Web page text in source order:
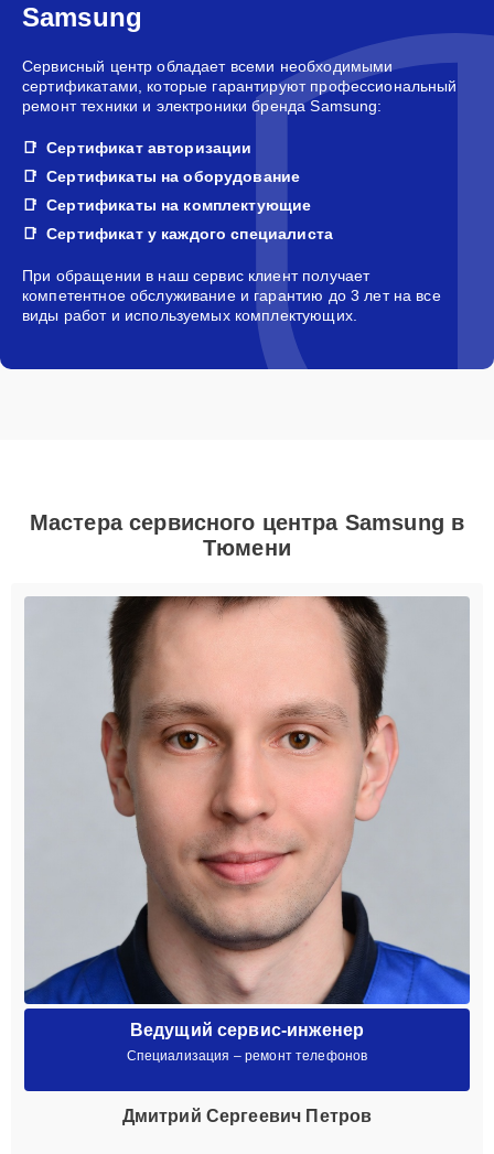
Samsung
Сервисный центр обладает всеми необходимыми
сертификатами, которые гарантируют профессиональный
ремонт техники и электроники бренда Samsung:
Сертификат авторизации
Сертификаты на оборудование
Сертификаты на комплектующие
Сертификат у каждого специалиста
При обращении в наш сервис клиент получает
компетентное обслуживание и гарантию до 3 лет на все
виды работ и используемых комплектующих.
Мастера сервисного центра Samsung в
Тюмени
Ведущий сервис-инженер
Специализация – ремонт телефонов
Дмитрий Сергеевич Петров